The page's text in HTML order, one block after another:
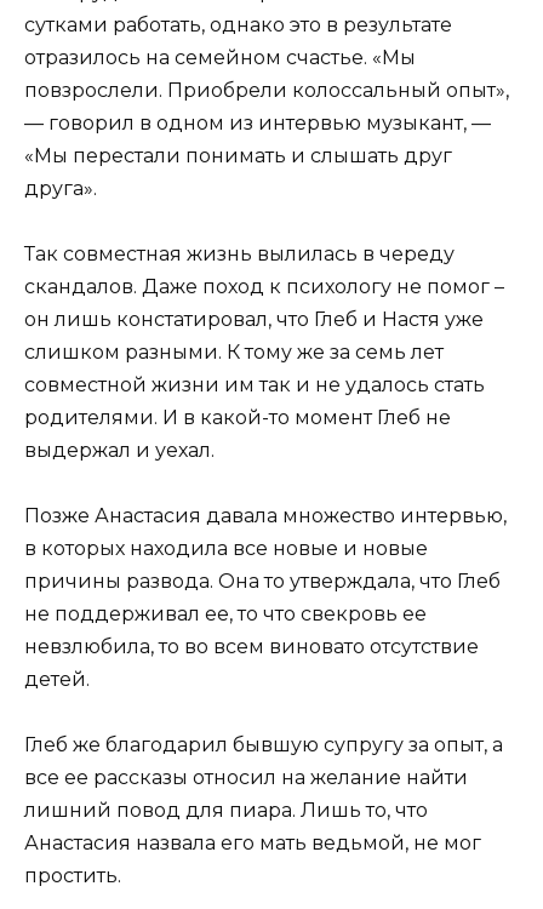
сутками работать, однако это в результате
отразилось на семейном счастье. «Мы
повзрослели. Приобрели колоссальный опыт»,
— говорил в одном из интервью музыкант, —
«Мы перестали понимать и слышать друг
друга».
Так совместная жизнь вылилась в череду
скандалов. Даже поход к психологу не помог –
он лишь констатировал, что Глеб и Настя уже
слишком разными. К тому же за семь лет
совместной жизни им так и не удалось стать
родителями. И в какой-то момент Глеб не
выдержал и уехал.
Позже Анастасия давала множество интервью,
в которых находила все новые и новые
причины развода. Она то утверждала, что Глеб
не поддерживал ее, то что свекровь ее
невзлюбила, то во всем виновато отсутствие
детей.
Глеб же благодарил бывшую супругу за опыт, а
все ее рассказы относил на желание найти
лишний повод для пиара. Лишь то, что
Анастасия назвала его мать ведьмой, не мог
простить.